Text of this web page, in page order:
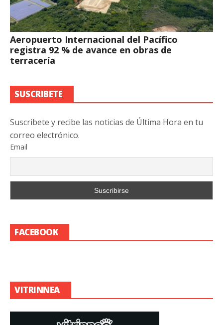
Aeropuerto Internacional del Pacífico
registra 92 % de avance en obras de
terracería
SUSCRIBETE
Suscribete y recibe las noticias de Última Hora en tu
correo electrónico.
Email
FACEBOOK
VITRINNEA